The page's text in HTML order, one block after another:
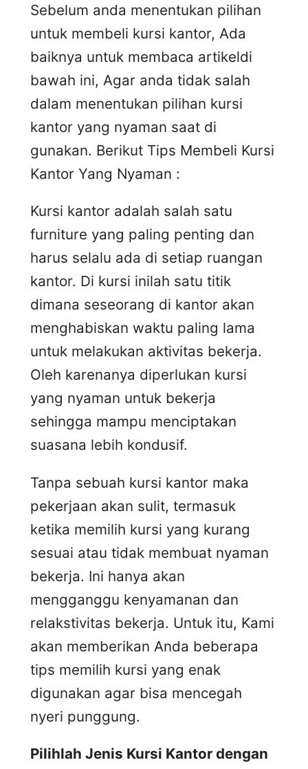
Sebelum anda menentukan pilihan
untuk membeli kursi kantor, Ada
baiknya untuk membaca artikeldi
bawah ini, Agar anda tidak salah
dalam menentukan pilihan kursi
kantor yang nyaman saat di
gunakan. Berikut Tips Membeli Kursi
Kantor Yang Nyaman :
Kursi kantor adalah salah satu
furniture yang paling penting dan
harus selalu ada di setiap ruangan
kantor. Di kursi inilah satu titik
dimana seseorang di kantor akan
menghabiskan waktu paling lama
untuk melakukan aktivitas bekerja.
Oleh karenanya diperlukan kursi
yang nyaman untuk bekerja
sehingga mampu menciptakan
suasana lebih kondusif.
Tanpa sebuah kursi kantor maka
pekerjaan akan sulit, termasuk
ketika memilih kursi yang kurang
sesuai atau tidak membuat nyaman
bekerja. Ini hanya akan
mengganggu kenyamanan dan
relakstivitas bekerja. Untuk itu, Kami
akan memberikan Anda beberapa
tips memilih kursi yang enak
digunakan agar bisa mencegah
nyeri punggung.
Pilihlah Jenis Kursi Kantor dengan